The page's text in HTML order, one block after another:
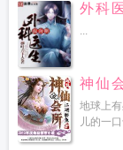
外科
...
神仙
地球上
儿的一